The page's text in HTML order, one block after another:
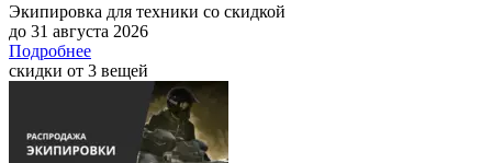
Экипировка для техники со скидкой
до 31 августа 2026
Подробнее
скидки от 3 вещей